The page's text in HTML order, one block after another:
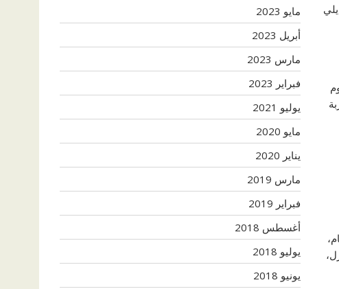
مايو 2023
أبريل 2023
مارس 2023
فبراير 2023
يوليو 2021
مايو 2020
يناير 2020
مارس 2019
فبراير 2019
أغسطس 2018
يوليو 2018
يونيو 2018